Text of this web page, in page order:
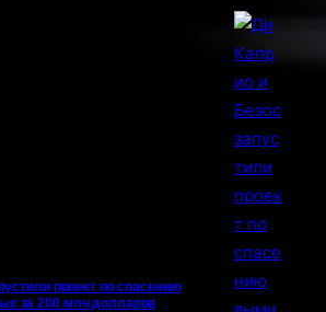
проект по спасению
за 200 млн долларов